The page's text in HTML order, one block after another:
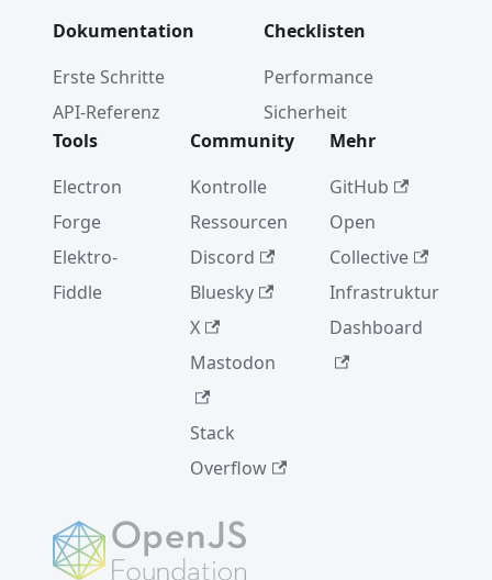
Dokumentation
Erste Schritte
API-Referenz
Checklisten
Performance
Sicherheit
Tools
Electron
Forge
Elektro-
Fiddle
Community
Kontrolle
Ressourcen
Discord
Bluesky
X
Mastodon
Stack
Overflow
Mehr
GitHub
Open
Collective
Infrastruktur
Dashboard